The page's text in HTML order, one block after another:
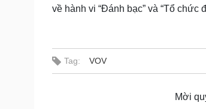
về hành vi “Đánh bạc” và “Tổ chức
Tag: VOV
Mời